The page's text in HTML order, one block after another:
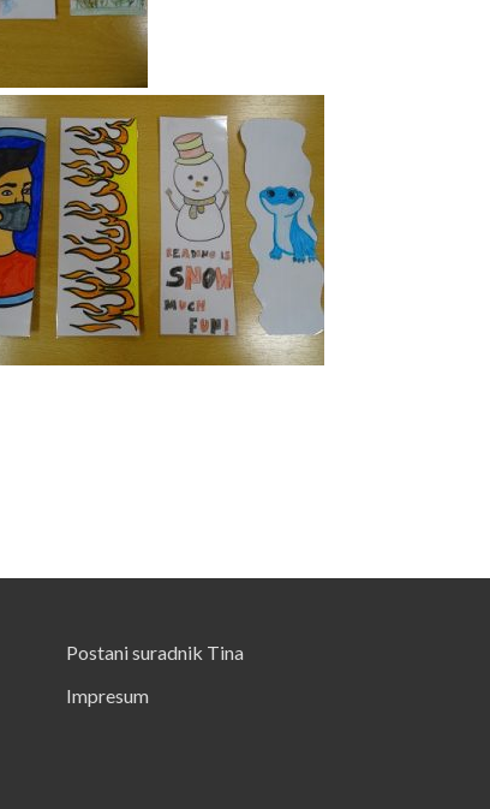
Postani suradnik Tina
Impresum